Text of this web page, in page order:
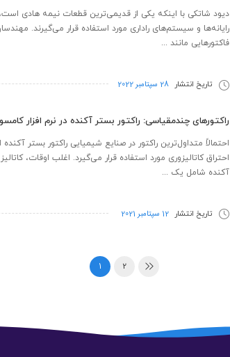
دیود شاتکی با اینکه یکی از قدیمی‌ترین قطعات نیمه هادی است،
رایانه‌ها و سیستم‌های راداری مورد استفاده قرار می‌گیرند.
فاکتورهایی مانند ...
تاریخ انتشار 28 سپتامبر 2022
راکتورهای چندمقیاسی: راکتور بستر آکنده در نرم افزار
احتمالاً متداول‌ترین راکتور در صنایع شیمیایی راکتور بستر
احتراق کاتالیزوری مورد استفاده قرار می‌گیرد. اغلب اوقات،
آکنده شامل یک ...
تاریخ انتشار 12 سپتامبر 2021
1 2